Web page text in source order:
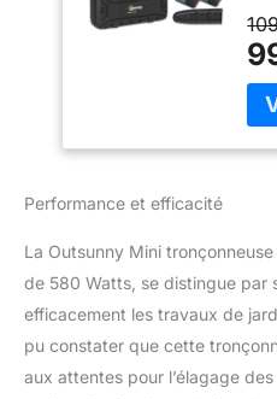
en
Performance et efficacité
La Outsunny Mini
de 580 Watts, se distingue par
efficacement les travaux de
pu constater que cette
aux attentes pour l’élagage